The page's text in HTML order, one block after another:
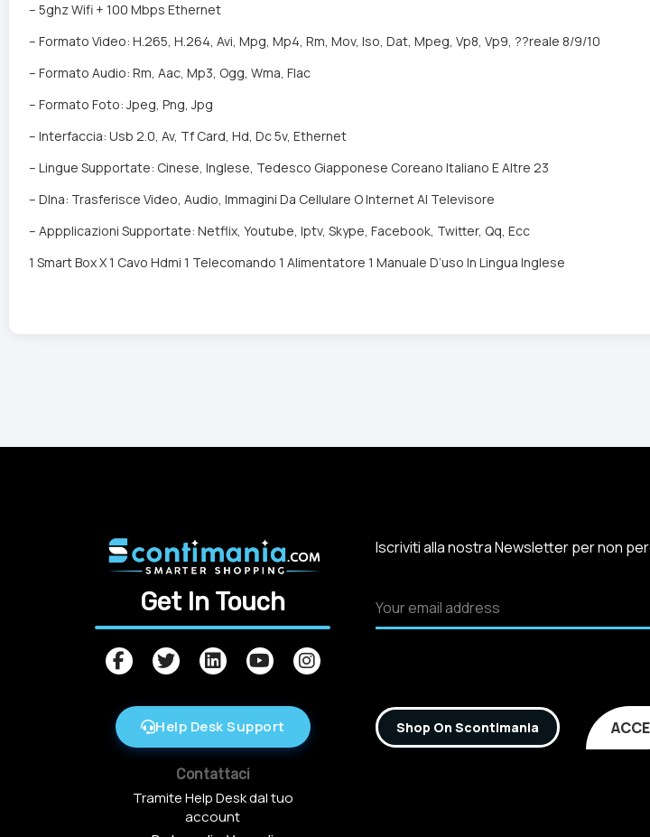
– 5ghz Wifi + 100 Mbps Ethernet
– Formato Video: H.265, H.264, Avi, Mpg, Mp4, Rm, Mov, Iso, Dat, Mpeg, Vp8, Vp9, ??reale 8/9/10
– Formato Audio: Rm, Aac, Mp3, Ogg, Wma, Flac
– Formato Foto: Jpeg, Png, Jpg
– Interfaccia: Usb 2.0, Av, Tf Card, Hd, Dc 5v, Ethernet
– Lingue Supportate: Cinese, Inglese, Tedesco Giapponese Coreano Italiano E Altre 23
– Dlna: Trasferisce Video, Audio, Immagini Da Cellulare O Internet Al Televisore
– Appplicazioni Supportate: Netflix, Youtube, Iptv, Skype, Facebook, Twitter, Qq, Ecc
1 Smart Box X 1 Cavo Hdmi 1 Telecomando 1 Alimentatore 1 Manuale D’uso In Lingua Inglese
Get In Touch
Help Desk Support
Contattaci
Tramite Help Desk dal tuo
account
Iscriviti alla nostra Newsletter per non
Shop On Scontimania